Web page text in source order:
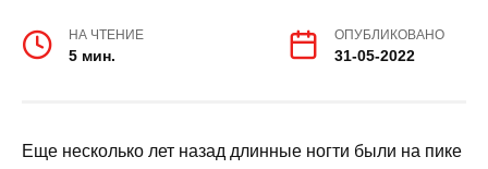
НА ЧТЕНИЕ
5 мин.
ОПУБЛИКОВАНО
31-05-2022
Еще несколько лет назад длинные ногти были на пике